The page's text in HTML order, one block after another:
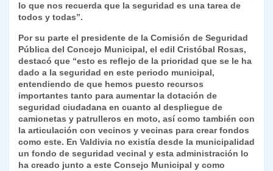
lo que nos recuerda que la seguridad es una tarea de
todos y todas”.
Por su parte el presidente de la Comisión de Seguridad
Pública del Concejo Municipal, el edil Cristóbal Rosas,
destacó que “esto es reflejo de la prioridad que se le ha
dado a la seguridad en este periodo municipal,
entendiendo de que hemos puesto recursos
importantes tanto para aumentar la dotación de
seguridad ciudadana en cuanto al despliegue de
camionetas y patrulleros en moto, así como también con
la articulación con vecinos y vecinas para crear fondos
como este. En Valdivia no existía desde la municipalidad
un fondo de seguridad vecinal y esta administración lo
ha creado junto a este Consejo Municipal y como